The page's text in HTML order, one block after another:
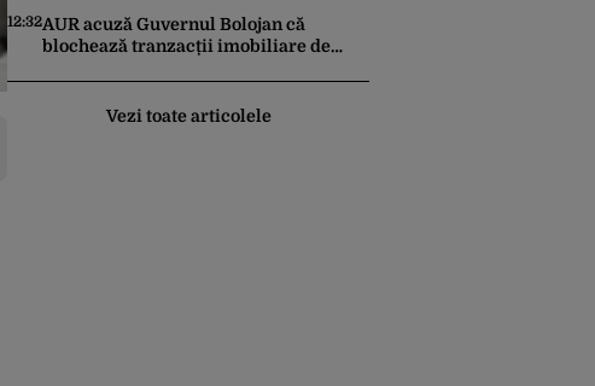
12:32AUR acuză Guvernul Bolojan că
blochează tranzacții imobiliare de
Vezi toate articolele